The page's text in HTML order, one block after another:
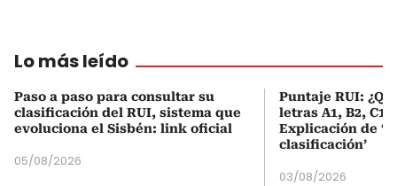
Lo más leído
Paso a paso para consultar su
clasificación del RUI, sistema que
evoluciona el Sisbén: link oficial
05/08/2026
Puntaje RUI:
letras A1, B2, C1
Explicación de
clasificación’
03/08/2026